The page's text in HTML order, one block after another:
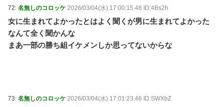
72: 名無しのコロッケ 2026/03/04(水) 17:00:15.48 ID:4Bs2h
女に生まれてよかったとはよく聞くが男に生まれてよかった
なんて全く聞かんな
まあ一部の勝ち組イケメンしか思ってないからな
73: 名無しのコロッケ 2026/03/04(水) 17:01:23.46 ID:SWXbZ